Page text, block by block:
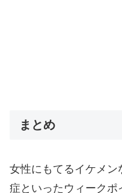
まとめ
女性にもてるイケメン
症といったウィーク